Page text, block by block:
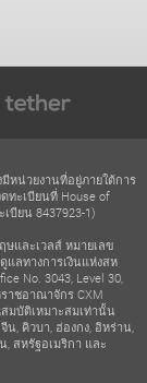
หน่วยงานที่อยู่ภายใต้การ
ทะเบียนที่ House of
บียน 8437923-1)
ษและเวลส์ หมายเลข
ลทางการเงินแห่งสห
No. 3043, Level 30,
ราชอาณาจักร CXM
มบัติเหมาะสมเท่านั้น
น, คิวบา, ฮ่องกง, อิหร่าน,
, สหรัฐอเมริกา และ